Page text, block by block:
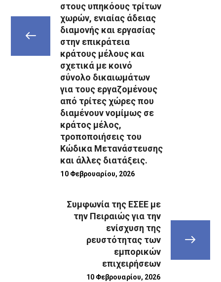
στους υπηκόους τρίτων
χωρών, ενιαίας άδειας
διαμονής και εργασίας
στην επικράτεια
κράτους μέλους και
σχετικά με κοινό
σύνολο δικαιωμάτων
για τους εργαζομένους
από τρίτες χώρες που
διαμένουν νομίμως σε
κράτος μέλος,
τροποποιήσεις του
Κώδικα Μετανάστευσης
και άλλες διατάξεις.
10 Φεβρουαρίου, 2026
Συμφωνία της ΕΣΕΕ με
την Πειραιώς για την
ενίσχυση της
ρευστότητας των
εμπορικών
επιχειρήσεων
10 Φεβρουαρίου, 2026